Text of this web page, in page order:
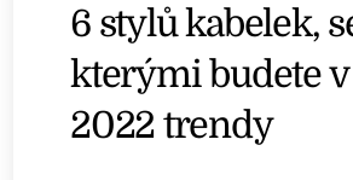
6 stylů kabelek,
kterými budete
2022 trendy